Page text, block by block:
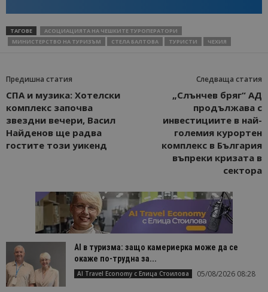
ТАГОВЕ
АСОЦИАЦИЯТА НА ЧЕШКИТЕ ТУРОПЕРАТОРИ
МИНИСТЕРСТВО НА ТУРИЗЪМ
СТЕЛА БАЛТОВА ТУРИСТИ ЧЕХИЯ
Предишна статия
СПА и музика: Хотелски
комплекс започва
звездни вечери, Васил
Найденов ще радва
гостите този уикенд
Следваща статия
„Слънчев бряг“ АД
продължава с
инвестициите в най-
големия курортен
комплекс в България
въпреки кризата в
сектора
AI в туризма: защо камериерка може да се
окаже по-трудна за...
AI Travel Economy с Елица Стоилова 05/08/2026 08:28